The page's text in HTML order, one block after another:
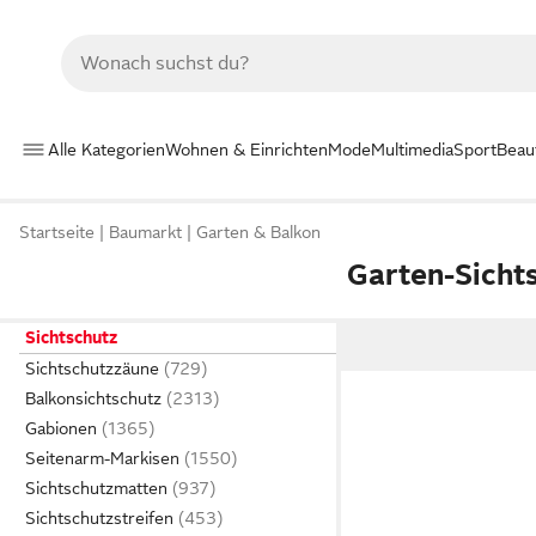
Alle KategorienWohnen & EinrichtenModeMultimediaSport
Startseite Baumarkt Garten & Balkon
Garten-
Sichtschutz
Sichtschutzzäune
Balkonsichtschutz
Gabionen
Seitenarm-Markisen
Sichtschutzmatten
Sichtschutzstreifen